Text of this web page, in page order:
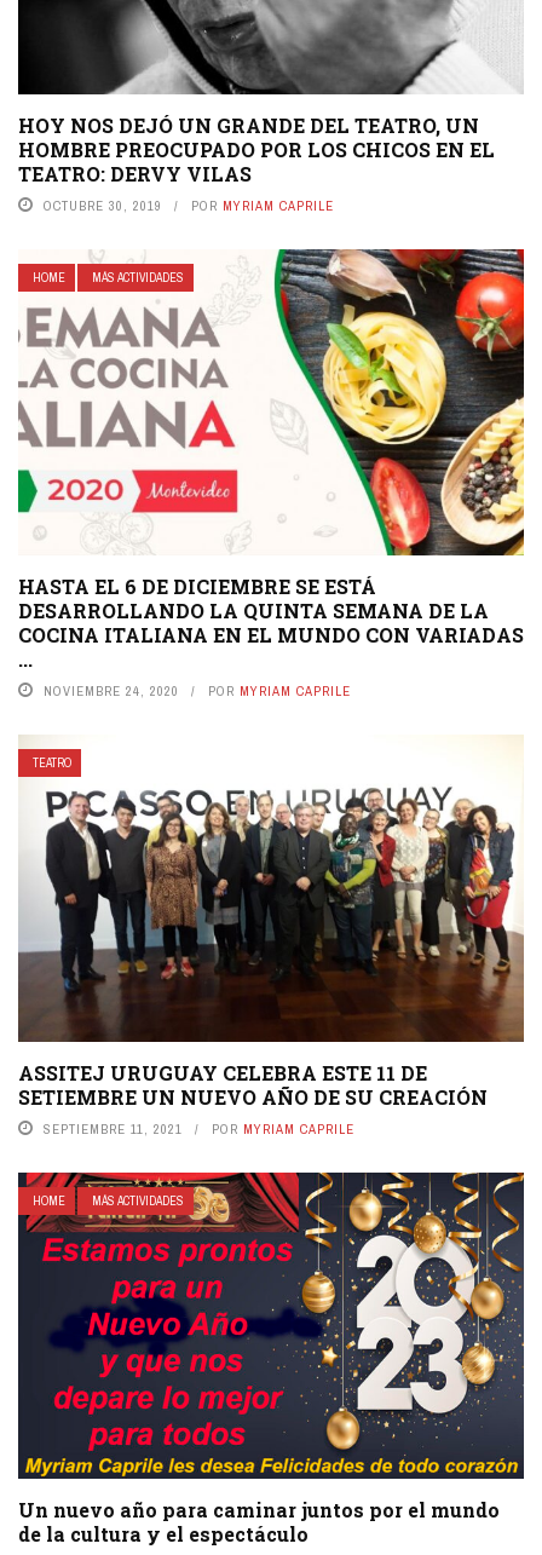
HOY NOS DEJÓ UN GRANDE DEL TEATRO, UN
HOMBRE PREOCUPADO POR LOS CHICOS EN EL
TEATRO: DERVY VILAS
OCTUBRE 30, 2019 POR MYRIAM CAPRILE
HOME MÁS ACTIVIDADES
HASTA EL 6 DE DICIEMBRE SE ESTÁ
DESARROLLANDO LA QUINTA SEMANA DE LA
COCINA ITALIANA EN EL MUNDO CON VARIADAS
...
NOVIEMBRE 24, 2020 POR MYRIAM CAPRILE
TEATRO
ASSITEJ URUGUAY CELEBRA ESTE 11 DE
SETIEMBRE UN NUEVO AÑO DE SU CREACIÓN
SEPTIEMBRE 11, 2021 POR MYRIAM CAPRILE
HOME MÁS ACTIVIDADES
Un nuevo año para caminar juntos por el mundo
de la cultura y el espectáculo